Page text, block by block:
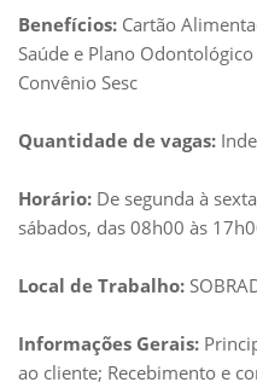
Benefícios: Cartão
Saúde e Plano
Convênio Sesc
Quantidade de vagas:
Horário: De segunda à
sábados, das 08h00 às
Local de Trabalho:
Informações Gerais:
ao cliente; Recebimento e